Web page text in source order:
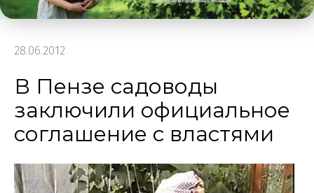
28.06.2012
В Пензе садоводы
заключили официальное
соглашение с властями